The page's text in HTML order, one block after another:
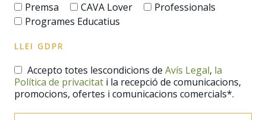
Premsa CAVA Lover
Professionals
Programes Educatius
LLEI GDPR
Accepto totes lescondicions de Avís Legal, la
Política de privacitat i la recepció de comunicacions,
promocions, ofertes i comunicacions comercials*.